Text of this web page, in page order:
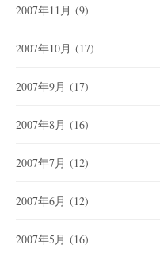
2007年11月 (9)
2007年10月 (17)
2007年9月 (17)
2007年8月 (16)
2007年7月 (12)
2007年6月 (12)
2007年5月 (16)